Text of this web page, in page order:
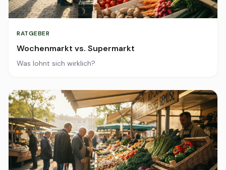
RATGEBER
Wochenmarkt vs. Supermarkt
Was lohnt sich wirklich?